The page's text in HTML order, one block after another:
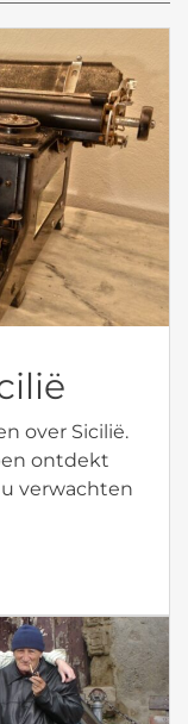
over Sicilië.
ontdekt
verwachten